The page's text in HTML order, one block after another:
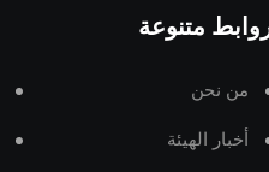
متنوعة
من نحن
أخبار الهيئة